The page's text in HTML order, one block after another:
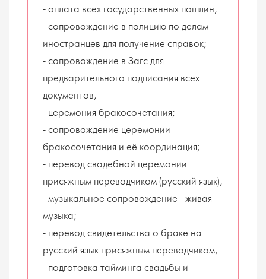
- оплата всех государственных пошлин;
- сопровождение в полицию по делам
иностранцев для получение справок;
- сопровождение в Загс для
предварительного подписания всех
документов;
- церемония бракосочетания;
- сопровождение церемонии
бракосочетания и её координация;
- перевод свадебной церемонии
присяжным переводчиком (русский язык);
- музыкальное сопровождение - живая
музыка;
- перевод свидетельства о браке на
русский язык присяжным переводчиком;
- подготовка тайминга свадьбы и